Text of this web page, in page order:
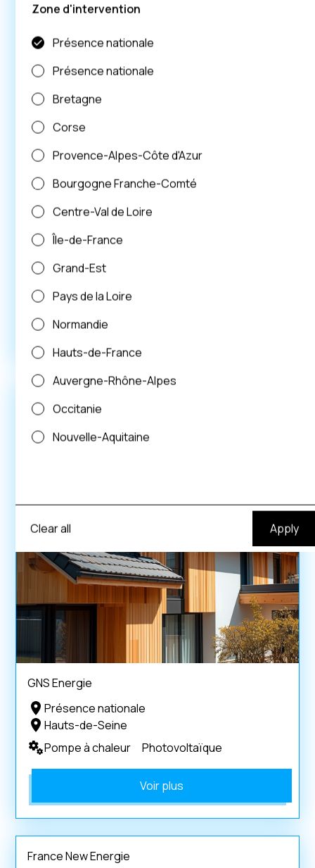
Zone d'intervention
Présence nationale
Présence nationale
Bretagne
Corse
Provence-Alpes-Côte d'Azur
Bourgogne Franche-Comté
Centre-Val de Loire
Île-de-France
Grand-Est
Pays de la Loire
Normandie
Hauts-de-France
Auvergne-Rhône-Alpes
Occitanie
Nouvelle-Aquitaine
Clear all
Hauts-de-Seine
Photovoltaïque
GNS Energie
Présence nationale
Hauts-de-Seine
Pompe à chaleur
Photovoltaïque
Voir plus
France New Energie